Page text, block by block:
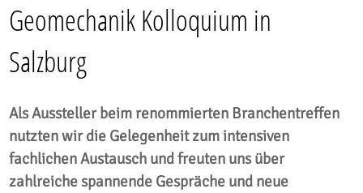
Geomechanik Kolloquium in
Salzburg
Als Aussteller beim renommierten Branchentreffen
nutzten wir die Gelegenheit zum intensiven
fachlichen Austausch und freuten uns über
zahlreiche spannende Gespräche und neue